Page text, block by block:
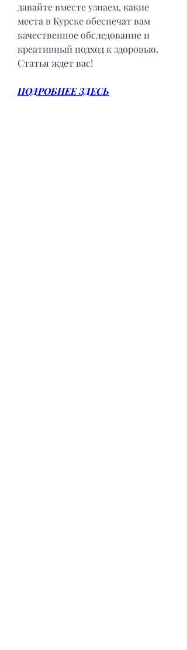
давайте вместе узнаем, какие
места в Курске обеспечат вам
качественное обследование и
креативный подход к здоровью.
Статья ждет вас!
ПОДРОБНЕЕ ЗДЕСЬ